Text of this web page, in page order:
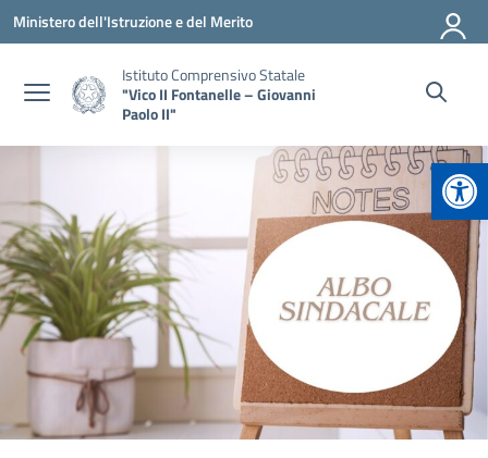
Vai ai contenuti
Vai al menu di navigazione
Vai al footer
Ministero dell'Istruzione e del Merito
Istituto Comprensivo Statale
"Vico II Fontanelle – Giovanni
Paolo II"